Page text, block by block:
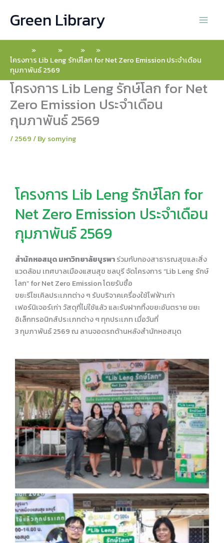
Green Library
โครงการ Lib Leng รักษ์โลก for Net Zero Emission ประจำเดือน
กุมภาพันธ์ 2569
โครงการ Lib Leng รักษ์โลก for Net
Zero Emission ประจำเดือน
กุมภาพันธ์ 2569
/2569/ By somying
โครงการ Lib Leng รักษ์โลก for
Net Zero Emission ประจำเดือน
กุมภาพันธ์ 2569
สำนักหอสมุด มหาวิทยาลัยบูรพาร่วมกับกองสาธารณสุขและสิ่ง
แวดล้อม เทศบาลเมืองแสนสุข ชลบุรี จัดโครงการ “Lib Leng รักษ์
โลก” for Net Zero Emission โดยรับซื้อ
ขยะรีไซเคิลประเภทต่าง ๆ รับบริจาคเครื่องใช้ไฟฟ้าเก่า
เฟอร์นิเจอร์เก่า วัสดุที่ไม่ใช้แล้ว และรับฝากทิ้งขยะอันตราย ขยะ
อิเล็กทรอนิกส์ประเภทต่าง ๆ ทุกประเภท เมื่อวันที่
3 กุมภาพันธ์ 2569 ณ ลานจอดรถด้านหลังสำนักหอสมุด